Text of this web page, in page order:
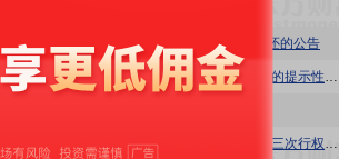
使用闲置募集资金暂时补充流动资金的公告
使用部分闲置募集资金补充流动资金到期归还的公告
江海股份:南通江海电容器股份有限公司2018年股票期权激励计划第四个行权期自主行权的提示性公告
第四期自主行权名单
江海股份:南通江海电容器股份有限公司关于2018年股票期权激励计划第二个考核年度第三次行权期行、第三个考核年度第二次行权期行权条件成就的公告